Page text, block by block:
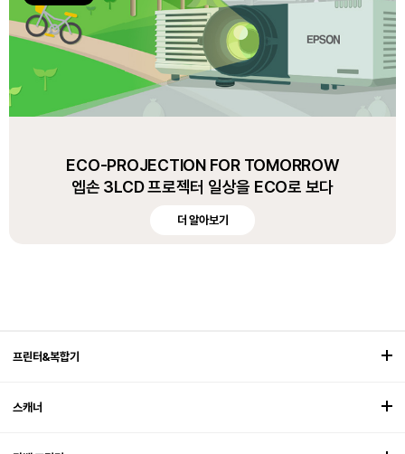
ECO-PROJECTION FOR TOMORROW
엡손 3LCD 프로젝터 일상을 ECO로 보다
더 알아보기
프린터&복합기
스캐너